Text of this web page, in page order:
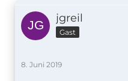
jgreil
Gast
8. Juni 2019